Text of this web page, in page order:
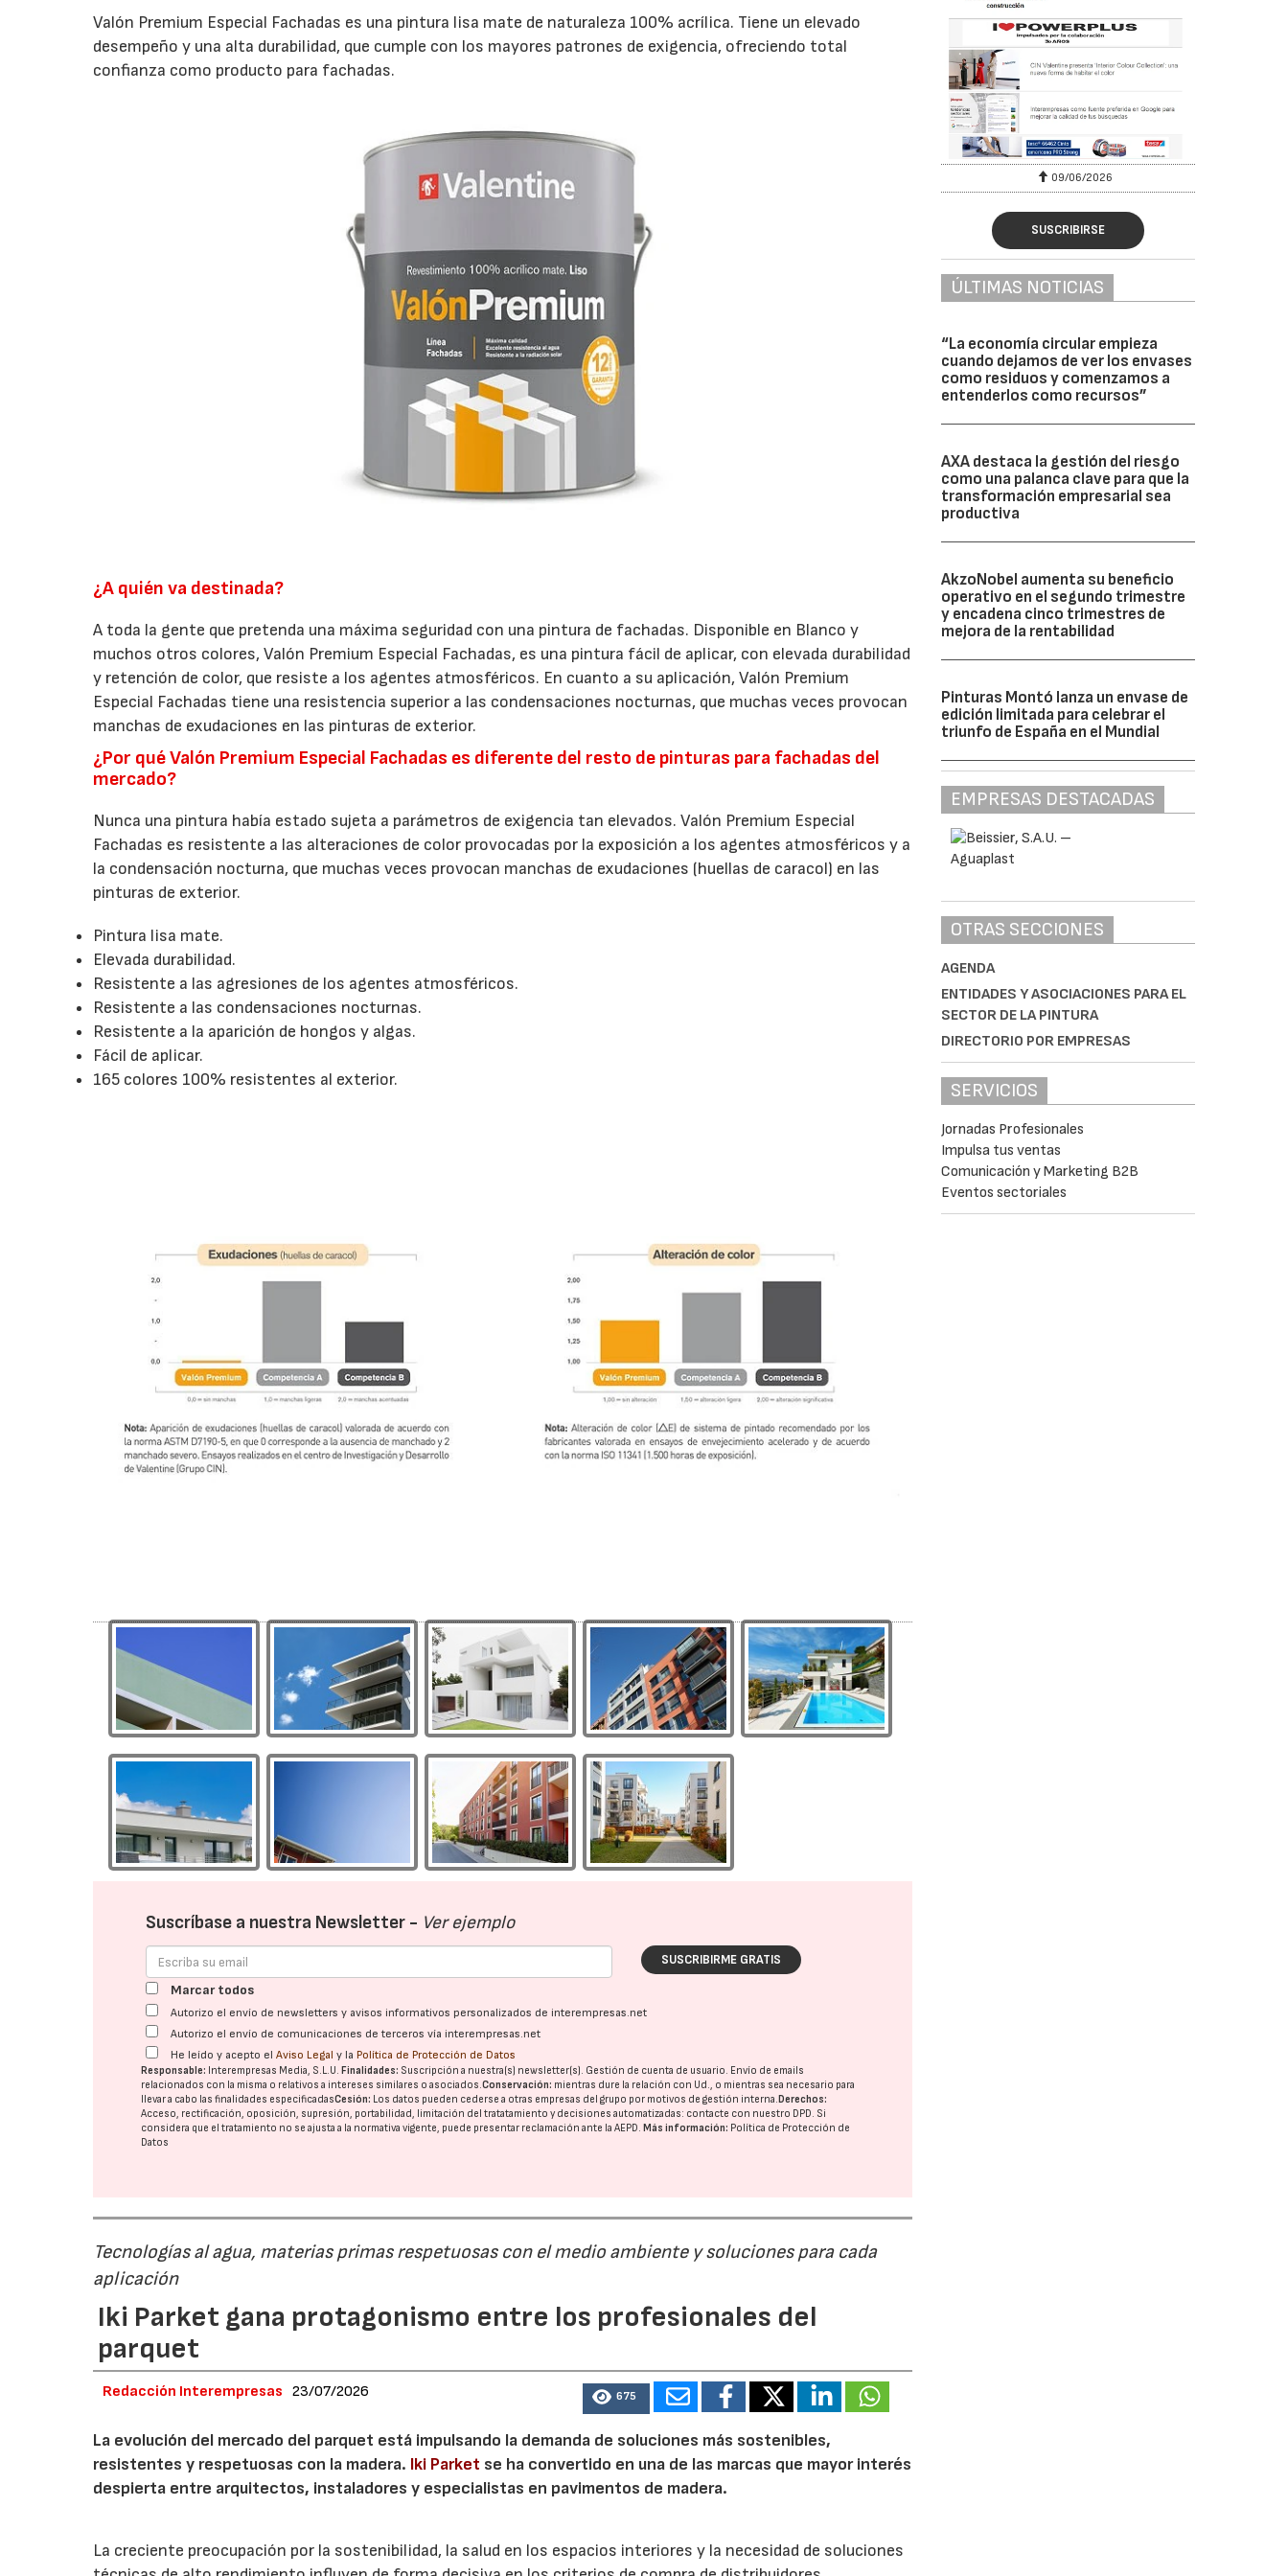
Valón Premium Especial Fachadas es una pintura lisa mate de naturaleza 100% acrílica. Tiene un elevado
desempeño y una alta durabilidad, que cumple con los mayores patrones de exigencia, ofreciendo total
confianza como producto para fachadas.
¿A quién va destinada?
A toda la gente que pretenda una máxima seguridad con una pintura de fachadas. Disponible en Blanco y
muchos otros colores, Valón Premium Especial Fachadas, es una pintura fácil de aplicar, con elevada durabilidad
y retención de color, que resiste a los agentes atmosféricos. En cuanto a su aplicación, Valón Premium
Especial Fachadas tiene una resistencia superior a las condensaciones nocturnas, que muchas veces provocan
manchas de exudaciones en las pinturas de exterior.
¿Por qué Valón Premium Especial Fachadas es diferente del resto de pinturas para fachadas del
mercado?
Nunca una pintura había estado sujeta a parámetros de exigencia tan elevados. Valón Premium Especial
Fachadas es resistente a las alteraciones de color provocadas por la exposición a los agentes atmosféricos y a
la condensación nocturna, que muchas veces provocan manchas de exudaciones (huellas de caracol) en las
pinturas de exterior.
Pintura lisa mate.
Elevada durabilidad.
Resistente a las agresiones de los agentes atmosféricos.
Resistente a las condensaciones nocturnas.
Resistente a la aparición de hongos y algas.
Fácil de aplicar.
165 colores 100% resistentes al exterior.
Suscríbase a nuestra Newsletter - Ver ejemplo
SUSCRIBIRME GRATIS
Marcar todos
Autorizo el envío de newsletters y avisos informativos personalizados de interempresas.net
Autorizo el envío de comunicaciones de terceros vía interempresas.net
He leído y acepto elAviso Legal y la Política de Protección de Datos
Responsable: Interempresas Media, S.L.U. Finalidades: Suscripción a nuestra(s) newsletter(s). Gestión de cuenta de usuario. Envío de emails
relacionados con la misma o relativos a intereses similares o asociados.Conservación: mientras dure la relación con Ud., o mientras sea necesario para
llevar a cabo las finalidades especificadasCesión: Los datos pueden cederse a otras empresas del grupo por motivos de gestión interna. Derechos:
Acceso, rectificación, oposición, supresión, portabilidad, limitación del tratatamiento y decisiones automatizadas: contacte con nuestro DPD. Si
considera que el tratamiento no se ajusta a la normativa vigente, puede presentar reclamación ante laAEPD. Más información: Política de Protección de
Datos
Tecnologías al agua, materias primas respetuosas con el medio ambiente y soluciones para cada
aplicación
Iki Parket gana protagonismo entre los profesionales del
parquet
Redacción Interempresas 23/07/2026 675
La evolución del mercado del parquet está impulsando la demanda de soluciones más sostenibles,
resistentes y respetuosas con la madera. Iki Parket se ha convertido en una de las marcas que mayor interés
despierta entre arquitectos, instaladores y especialistas en pavimentos de madera.
La creciente preocupación por la sostenibilidad, la salud en los espacios interiores y la necesidad de soluciones
09/06/2026 09/06/2026
SUSCRIBIRSE
ÚLTIMAS NOTICIAS
“La economía circular empieza
cuando dejamos de ver los envases
como residuos y comenzamos a
entenderlos como recursos”
AXA destaca la gestión del riesgo
como una palanca clave para que la
transformación empresarial sea
productiva
AkzoNobel aumenta su beneficio
operativo en el segundo trimestre
y encadena cinco trimestres de
mejora de la rentabilidad
Pinturas Montó lanza un envase de
edición limitada para celebrar el
triunfo de España en el Mundial
EMPRESAS DESTACADAS
OTRAS SECCIONES
AGENDA
ENTIDADES Y ASOCIACIONES PARA EL
SECTOR DE LA PINTURA
DIRECTORIO POR EMPRESAS
SERVICIOS
Jornadas Profesionales
Impulsa tus ventas
Comunicación y Marketing B2B
Eventos sectoriales